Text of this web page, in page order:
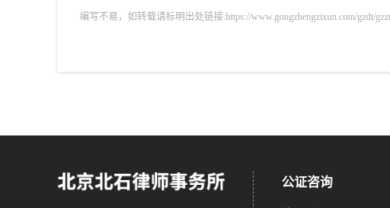
编写不易，如转载请标明出处链接:https://www.gongzhengzixun.com/gzdt/
公证咨询